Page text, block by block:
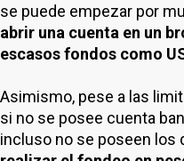
se puede empezar por
abrir una cuenta en un
escasos fondos como
Asimismo, pese a las
si no se posee cuenta
incluso no se poseen los